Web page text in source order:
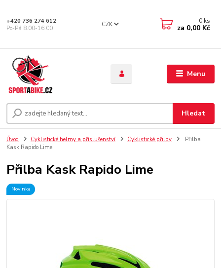
Menu
CZK
Hledat
+420 736 274 612
Po-Pá 8.00-16.00
0 ks
za 0,00 Kč
Úvod Cyklistické helmy a příslušenství Cyklistické přilby
Přilba
Kask Rapido Lime
Přilba Kask Rapido Lime
Novinka